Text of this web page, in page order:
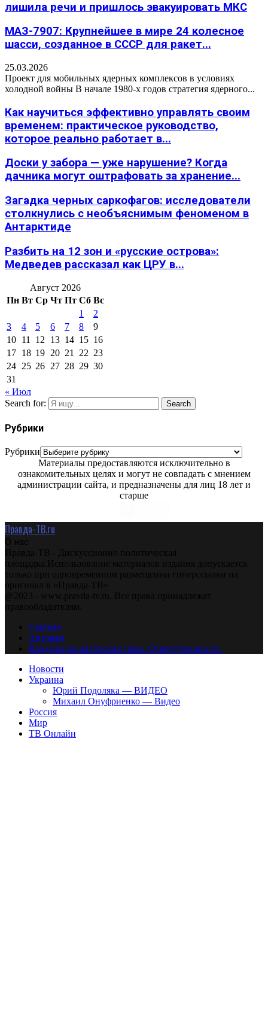
лишила речи и пришлось эвакуировать МКС
МАЗ-7907: Крупнейшее в мире 24 колесное
шасси, созданное в СССР для ракет...
25.03.2026
Проект для мобильных ядерных комплексов в условиях
холодной войны В начале 1980-х годов стратегия ядерного...
Как научиться эффективно управлять своим
временем: практическое руководство,
которое реально работает в...
Доски у забора — уже нарушение? Когда
дачника могут оштрафовать за хранение...
Загадка черных саркофагов: исследователи
столкнулись с необъяснимым феноменом в
Антарктиде
Разбить на 12 зон и «русские острова»:
Медведев рассказал как ЦРУ в...
Август 2026
Пн Вт Ср Чт Пт Сб Вс
1
2
3
4 5 6 7 8
9
10 11 12 13 14 15 16
17 18 19 20 21 22 23
24 25 26 27 28 29 30
31
« Июл
Search for:
Search
Рубрики
Рубрики
Материалы предоставляются исключительно в
ознакомительных целях и могут не совпадать с мнением
администрации сайта, и предназначены для лиц 18 лет и
старше
Правда-ТВ.ru
О нас
Правда-ТВ - Дискуссионно политическая
площадка.Использование материалов издания допускается
только при одновременном размещении гиперссылки на
оригинал в «Правда-ТВ»
@2023 - www.pravda-tv.ru. Все права принадлежат
правообладателям.
Главная
Авторам
Владельцам авторских прав. Ответственности.
Новости
Украина
Юрий Подоляка — ВИДЕО
Михаил Онуфриенко — Видео
Россия
Мир
ТВ Онлайн